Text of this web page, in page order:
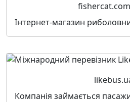
Інтернет-магазин
Компанія займається